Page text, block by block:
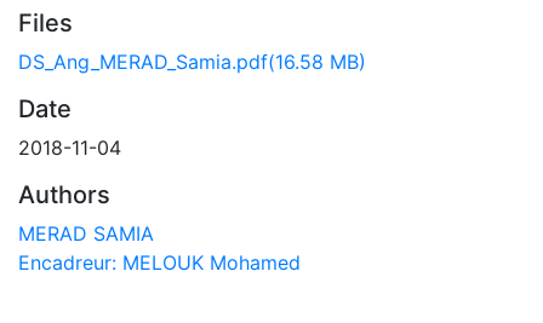
Files
DS_Ang_MERAD_Samia.pdf(16.58 MB)
Date
2018-11-04
Authors
MERAD SAMIA
Encadreur: MELOUK Mohamed